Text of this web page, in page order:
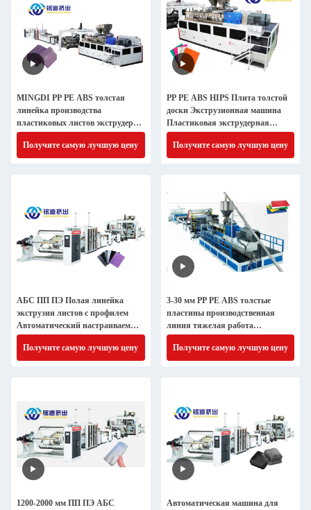
MINGDI PP PE ABS толстая
линейка производства
пластиковых листов экструдер
полностью автоматический
Получите самую лучшую цену
PP PE ABS HIPS Плита толстой
доски Экструзионная машина
Пластиковая экструдерная
линия производства
Получите самую лучшую цену
АБС ПП ПЭ Полая линейка
экструзии листов с профилем
Автоматический настраиваемый
цвет
Получите самую лучшую цену
3-30 мм PP PE ABS толстые
пластины производственная
линия тяжелая работа
автоматическая CE ISO одобрен
Получите самую лучшую цену
1200-2000 мм ПП ПЭ АБС
Автоматическая машина для